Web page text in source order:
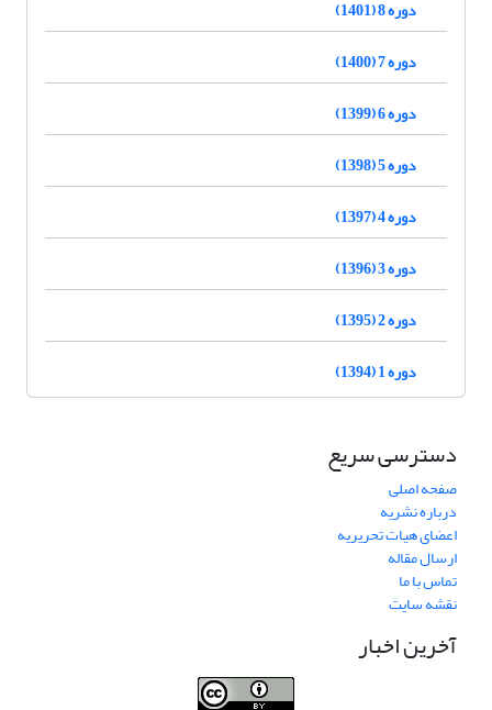
دوره 8 (1401)
دوره 7 (1400)
دوره 6 (1399)
دوره 5 (1398)
دوره 4 (1397)
دوره 3 (1396)
دوره 2 (1395)
دوره 1 (1394)
دسترسی سریع
صفحه اصلی
درباره نشریه
اعضای هیات تحریریه
ارسال مقاله
تماس با ما
نقشه سایت
آخرین اخبار